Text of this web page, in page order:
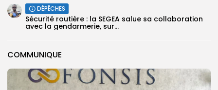
COMMUNIQUE
DÉPÊCHES
Sécurité routière : la SEGEA salue sa collaboration
avec la gendarmerie, sur...